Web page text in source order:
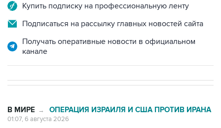
Купить подписку на профессиональную ленту
Подписаться на рассылку главных новостей сайта
Получать оперативные новости в официальном
канале
В МИРЕ → ОПЕРАЦИЯ ИЗРАИЛЯ И США ПРОТИВ ИРАНА
01:07, 6 августа 2026